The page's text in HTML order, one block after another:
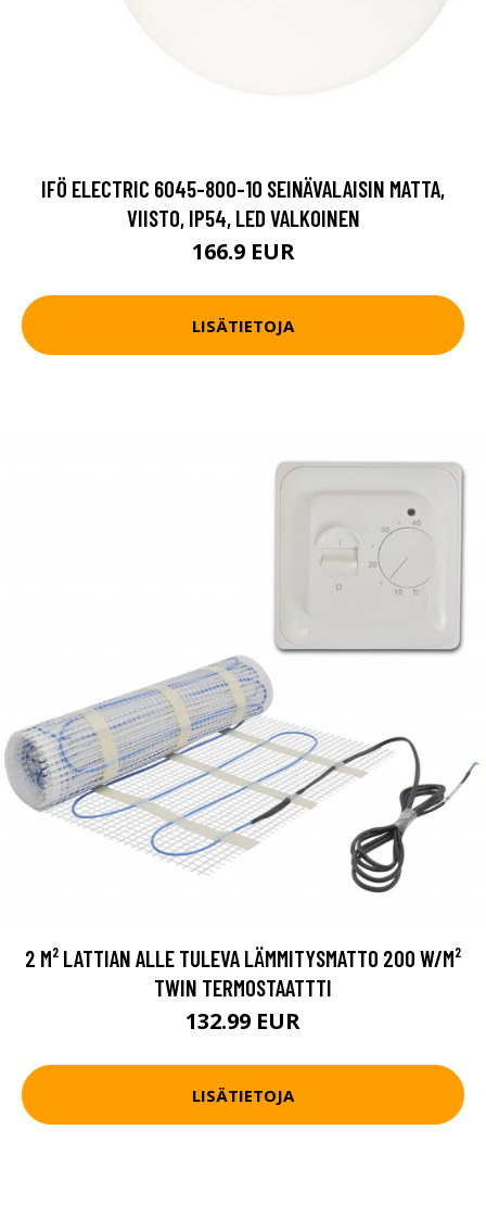
IFÖ ELECTRIC 6045-800-10 SEINÄVALAISIN MATTA,
VIISTO, IP54, LED VALKOINEN
166.9 EUR
LISÄTIETOJA
2 M² LATTIAN ALLE TULEVA LÄMMITYSMATTO 200 W/M²
TWIN TERMOSTAATTTI
132.99 EUR
LISÄTIETOJA